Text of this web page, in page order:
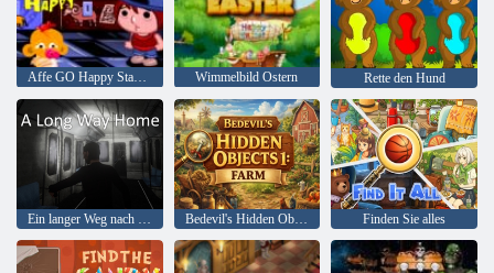
Affe GO Happy Stage 399 Wimmelbild Ostern Rette den Hund
Ein langer Weg nach Hause Bedevil's Hidden Objects 1: Bauernhof Finden Sie alles